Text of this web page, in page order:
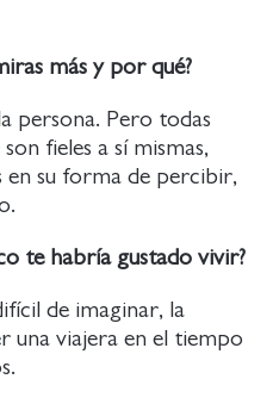
más y por qué?
persona. Pero todas
fieles a sí mismas,
en su forma de percibir,
te habría gustado vivir?
de imaginar, la
una viajera en el tiempo